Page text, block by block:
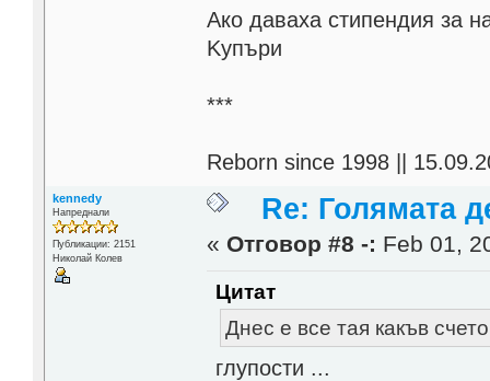
Aко даваха стипендия за
Kупъри
***
Reborn since 1998 ||
kennedy
Напреднали
Публикации: 2151
Николай Колев
Re: Голямата
« Отговор #8 -: Feb 01,
Цитат
Днес е все тая какъв
глупости ...